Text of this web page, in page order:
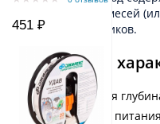
451 ₽
разнородных примесей
содержимого септиков.
Технические
Максимальная
Длина кабеля